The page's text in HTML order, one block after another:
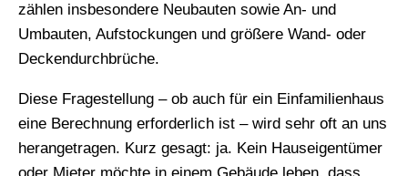
zählen insbesondere Neubauten sowie An- und
Umbauten, Aufstockungen und größere Wand- oder
Deckendurchbrüche.
Diese Fragestellung – ob auch für ein Einfamilienhaus
eine Berechnung erforderlich ist – wird sehr oft an uns
herangetragen. Kurz gesagt: ja. Kein Hauseigentümer
oder Mieter möchte in einem Gebäude leben, dass